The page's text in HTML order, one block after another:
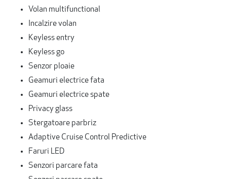
Volan multifunctional
Incalzire volan
Keyless entry
Keyless go
Senzor ploaie
Geamuri electrice fata
Geamuri electrice spate
Privacy glass
Stergatoare parbriz
Adaptive Cruise Control Predictive
Faruri LED
Senzori parcare fata